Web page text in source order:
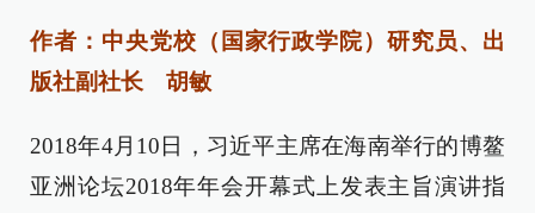
作者：中央党校（国家行政学院）研究员、出
版社副社长 胡敏
2018年4月10日，习近平主席在海南举行的博鳌
亚洲论坛2018年年会开幕式上发表主旨演讲指